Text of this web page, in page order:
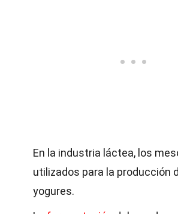
En la industria láctea, los
utilizados para la producción
yogures.